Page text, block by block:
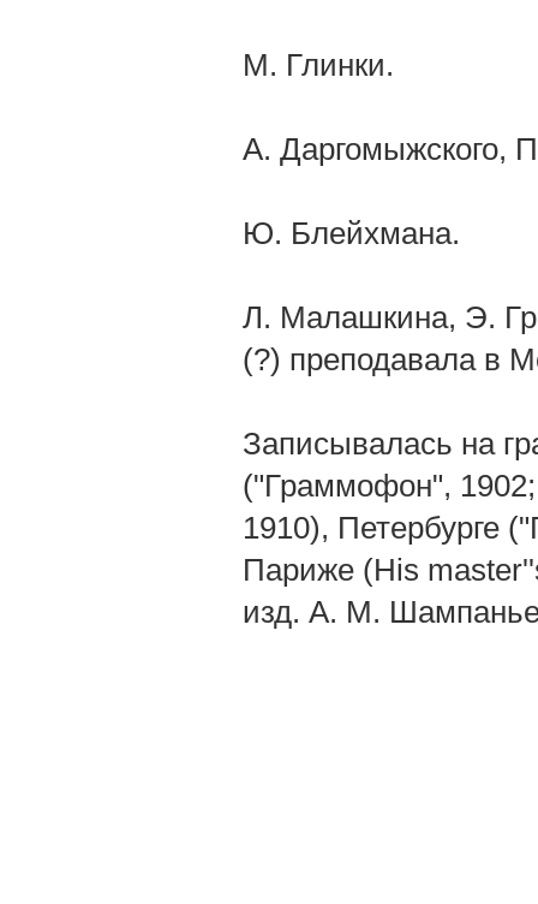
М. Глинки.
А. Даргомыжского,
Ю. Блейхмана.
Л. Малашкина, Э.
(?) преподавала в
Записывалась на
("Граммофон",
1910), Петербурге
Париже (His
изд. А. М.